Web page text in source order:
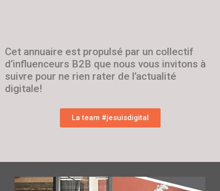
Cet annuaire est propulsé par un collectif
d’influenceurs B2B que nous vous invitons à
suivre pour ne rien rater de l’actualité
digitale!
La team #jesuisdigital